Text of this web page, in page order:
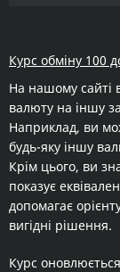
Курс обміну 100
На нашому сайті
валюту на іншу
Наприклад, ви
будь-яку іншу
Крім цього, ви
показує
допомагає
вигідні рішення.
Курс